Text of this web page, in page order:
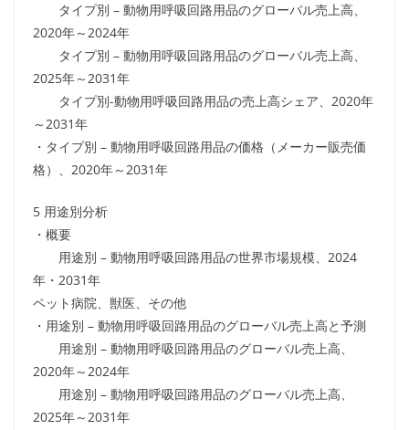
タイプ別 – 動物用呼吸回路用品のグローバル売上高、
2020年～2024年
タイプ別 – 動物用呼吸回路用品のグローバル売上高、
2025年～2031年
タイプ別-動物用呼吸回路用品の売上高シェア、2020年
～2031年
・タイプ別 – 動物用呼吸回路用品の価格（メーカー販売価
格）、2020年～2031年
5 用途別分析
・概要
用途別 – 動物用呼吸回路用品の世界市場規模、2024
年・2031年
ペット病院、獣医、その他
・用途別 – 動物用呼吸回路用品のグローバル売上高と予測
用途別 – 動物用呼吸回路用品のグローバル売上高、
2020年～2024年
用途別 – 動物用呼吸回路用品のグローバル売上高、
2025年～2031年